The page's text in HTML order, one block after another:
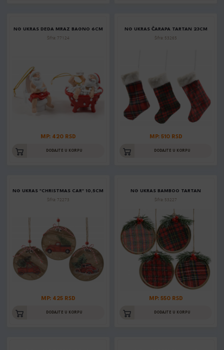
NG UKRAS DEDA MRAZ BAGNO 6CM
Šifra: 77124
MP: 420 RSD
DODAJTE U KORPU
NG UKRAS ČARAPA TARTAN 23CM
Šifra: 53265
MP: 510 RSD
DODAJTE U KORPU
NG UKRAS "CHRISTMAS CAR" 10,5CM
Šifra: 72273
MP: 425 RSD
DODAJTE U KORPU
NG UKRAS BAMBOO TARTAN
Šifra: 53227
MP: 550 RSD
DODAJTE U KORPU